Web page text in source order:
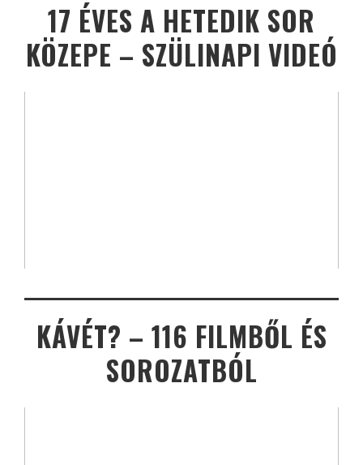
17 ÉVES A HETEDIK SOR
KÖZEPE – SZÜLINAPI VIDEÓ
KÁVÉT? – 116 FILMBŐL ÉS
SOROZATBÓL